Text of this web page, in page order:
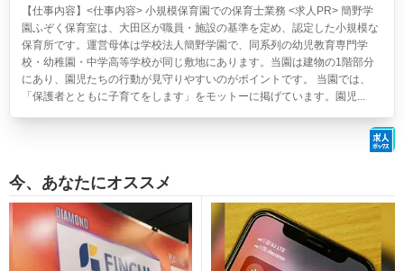
【仕事内容】<仕事内容> 小規模保育園での保育士業務 <求人PR> 簡野学
園ふぞく保育室は、大田区が職員・施設の基準を定め、認定した小規模な
保育所です。運営母体は学校法人簡野学園で、同系列の幼児教育専門学
校・幼稚園・中学高等学校が同じ敷地にあります。当園は建物の1階部分
にあり、園児たちの行動が見守りやすいのがポイントです。 当園では、
「保護者とともに子育てをします」をモットーに掲げています。園児...
今、あなたにオススメ